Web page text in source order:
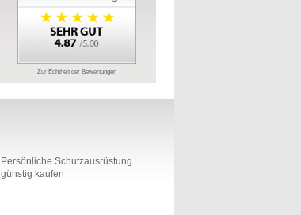
Zur Echtheit der Bewertungen
Persönliche Schutzausrüstung
günstig kaufen